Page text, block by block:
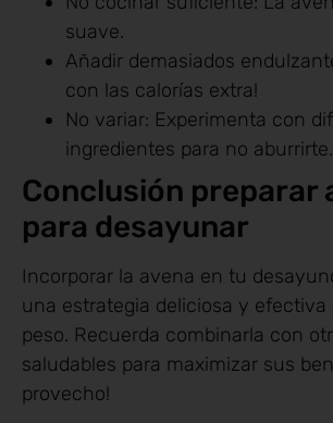
suave.
Añadir demasiados
con las calorías extra!
No variar: Experimenta con
ingredientes para no aburrirte.
Conclusión preparar
para desayunar
Incorporar la avena en tu
una estrategia deliciosa y efectiva
peso. Recuerda combinarla con
saludables para maximizar sus
provecho!